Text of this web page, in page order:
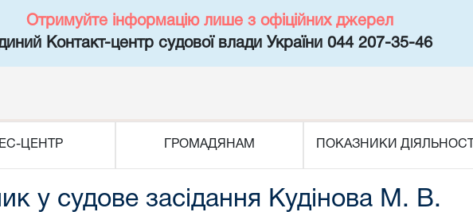
Отримуйте інформацію лише з офіційних джерел
Контакт-центр судової влади України 044 207-35-46
ЦЕНТР ГРОМАДЯНАМ ПОКАЗНИКИ ДІЯЛЬНОСТІ
у судове засідання Кудінова М. В.